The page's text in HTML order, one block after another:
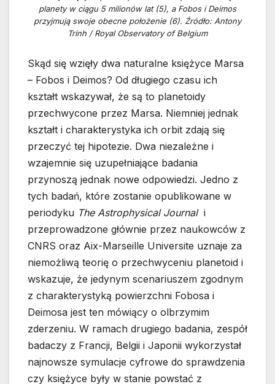
planety w ciągu 5 milionów lat (5), a Fobos i Deimos
przyjmują swoje obecne położenie (6). Źródło: Antony
Trinh / Royal Observatory of Belgium
Skąd się wzięły dwa naturalne księżyce Marsa
– Fobos i Deimos? Od długiego czasu ich
kształt wskazywał, że są to planetoidy
przechwycone przez Marsa. Niemniej jednak
kształt i charakterystyka ich orbit zdają się
przeczyć tej hipotezie. Dwa niezależne i
wzajemnie się uzupełniające badania
przynoszą jednak nowe odpowiedzi. Jedno z
tych badań, które zostanie opublikowane w
periodyku The Astrophysical Journal i
przeprowadzone głównie przez naukowców z
CNRS oraz Aix-Marseille Universite uznaje za
niemożliwą teorię o przechwyceniu planetoid i
wskazuje, że jedynym scenariuszem zgodnym
z charakterystyką powierzchni Fobosa i
Deimosa jest ten mówiący o olbrzymim
zderzeniu. W ramach drugiego badania, zespół
badaczy z Francji, Belgii i Japonii wykorzystał
najnowsze symulacje cyfrowe do sprawdzenia
czy księżyce były w stanie powstać z